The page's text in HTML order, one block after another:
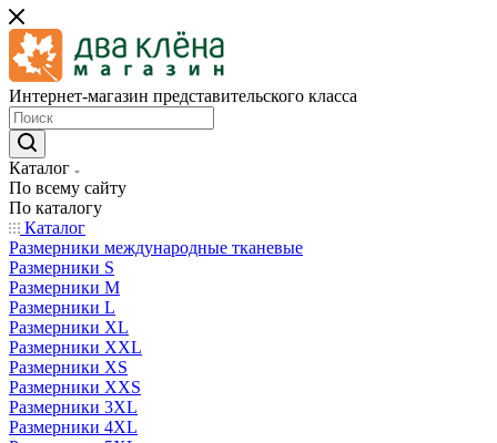
Интернет-магазин представительского класса
Каталог
По всему сайту
По каталогу
Каталог
Размерники международные тканевые
Размерники S
Размерники M
Размерники L
Размерники XL
Размерники XXL
Размерники XS
Размерники XXS
Размерники 3XL
Размерники 4XL